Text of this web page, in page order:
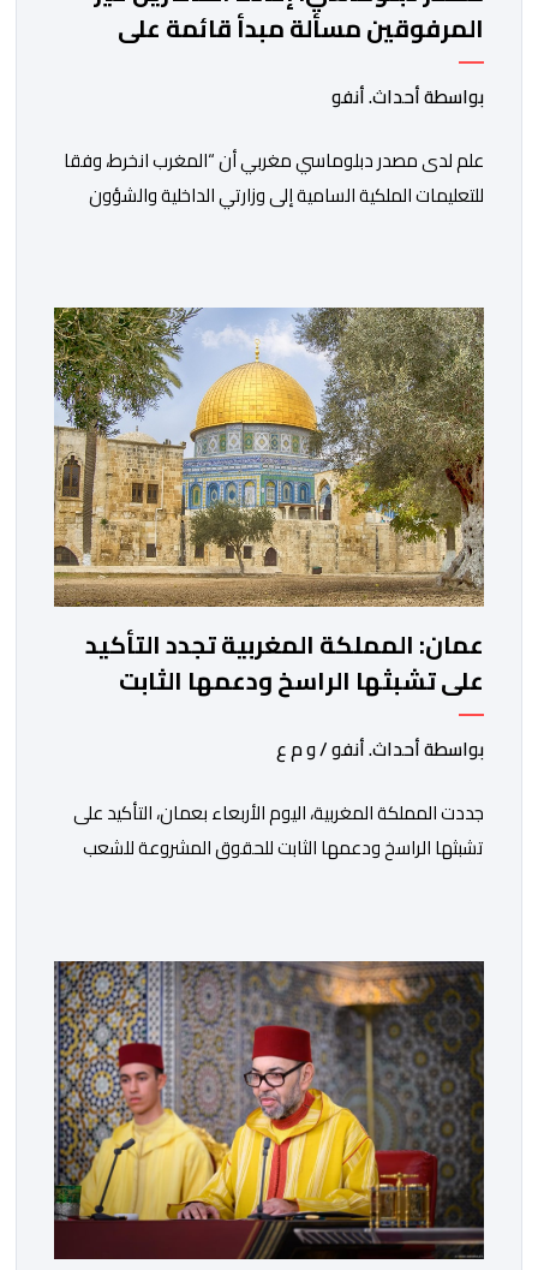
المرفوقين مسألة مبدأ قائمة على
التعليمات الملكية السامية
بواسطة أحداث. أنفو
علم لدى مصدر دبلوماسي مغربي أن “المغرب انخرط، وفقا
للتعليمات الملكية السامية إلى وزارتي الداخلية والشؤون
أن المملكة المغربية مستعدة للتنسيق مع شركائها الإسبان
والأوروبيين من أجل إعادة القاصرين غير المرفوقين. وأعرب
المصدر ذاته عن الأسف لكونه “في […]
عمان: المملكة المغربية تجدد التأكيد
على تشبثها الراسخ ودعمها الثابت
للحقوق المشروعة للشعب الفلسطيني
الشقيق
بواسطة أحداث. أنفو / و م ع
جددت المملكة المغربية، اليوم الأربعاء بعمان، التأكيد على
تشبثها الراسخ ودعمها الثابت للحقوق المشروعة للشعب
الشريف، واقتناعها بفضائل الحوار والتفاوض كسبيل وحيد
لحل الصراع الفلسطيني- الإسرائيلي، بعيدا عن أعمال العنف
والتطرف والتصرفات أحادية الجانب، وكذا انخراطها التام في
كل […]